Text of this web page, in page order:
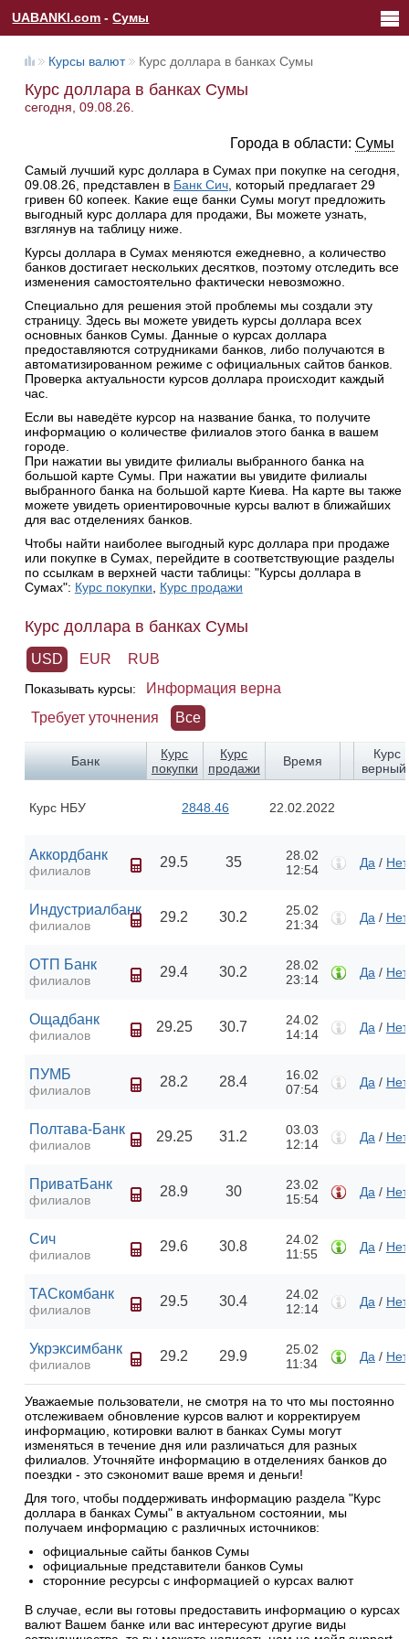
UABANKI.com -Сумы
Курсы валют Курс доллара в банках Сумы
Курс доллара в банках Сумы
сегодня, 09.08.26.
Города в области: Сумы
Самый лучший курс доллара в Сумах при покупке на сегодня,
09.08.26, представлен в Банк Сич, который предлагает 29
гривен 60 копеек. Какие еще банки Сумы могут предложить
выгодный курс доллара для продажи, Вы можете узнать,
взглянув на таблицу ниже.
Курсы доллара в Сумах меняются ежедневно, а количество
банков достигает нескольких десятков, поэтому отследить все
изменения самостоятельно фактически невозможно.
Специально для решения этой проблемы мы создали эту
страницу. Здесь вы можете увидеть курсы доллара всех
основных банков Сумы. Данные о курсах доллара
предоставляются сотрудниками банков, либо получаются в
автоматизированном режиме с официальных сайтов банков.
Проверка актуальности курсов доллара происходит каждый
час.
Если вы наведёте курсор на название банка, то получите
информацию о количестве филиалов этого банка в вашем
городе.
При нажатии вы увидите филиалы выбранного банка на
большой карте Сумы. При нажатии вы увидите филиалы
выбранного банка на большой карте Киева. На карте вы также
можете увидеть ориентировочные курсы валют в ближайших
для вас отделениях банков.
Чтобы найти наиболее выгодный курс доллара при продаже
или покупке в Сумах, перейдите в соответствующие разделы
по ссылкам в верхней части таблицы: "Курсы доллара в
Сумах": Курс покупки Курс продажи
Курс доллара в банках Сумы
USD EUR RUB
Показывать курсы:
Информация верна
Требует уточнения
Все
Банк
Курс
покупки
Курс
продажи
Время
Курс
Курс НБУ 2848.46 22.02.2022
Аккордбанк
филиалов
29.5 35
28.02
12:54
Да / Нет
Индустриалбанк
филиалов
29.2 30.2
25.02
21:34
Да / Нет
ОТП Банк
филиалов
29.4 30.2
28.02
23:14
Да / Нет
Ощадбанк
филиалов
29.25 30.7
24.02
14:14
Да / Нет
ПУМБ
филиалов
28.2 28.4
16.02
07:54
Да / Нет
Полтава-Банк
филиалов
29.25 31.2
03.03
12:14
Да / Нет
ПриватБанк
филиалов
28.9 30
23.02
15:54
Да / Нет
Сич
филиалов
29.6 30.8
24.02
11:55
Да / Нет
ТАСкомбанк
филиалов
29.5 30.4
24.02
12:14
Да / Нет
Укрэксимбанк
филиалов
29.2 29.9
25.02
11:34
Да / Нет
Уважаемые пользователи, не смотря на то что мы постоянно
отслеживаем обновление курсов валют и корректируем
информацию, котировки валют в банках Сумы могут
изменяться в течение дня или различаться для разных
филиалов. Уточняйте информацию в отделениях банков до
поездки - это сэкономит ваше время и деньги!
Для того, чтобы поддерживать информацию раздела "Курс
доллара в банках Сумы" в актуальном состоянии, мы
получаем информацию с различных источников:
официальные сайты банков Сумы
официальные представители банков Сумы
сторонние ресурсы с информацией о курсах валют
В случае, если вы готовы предоставить информацию о курсах
валют Вашем банке или вас интересуют другие виды